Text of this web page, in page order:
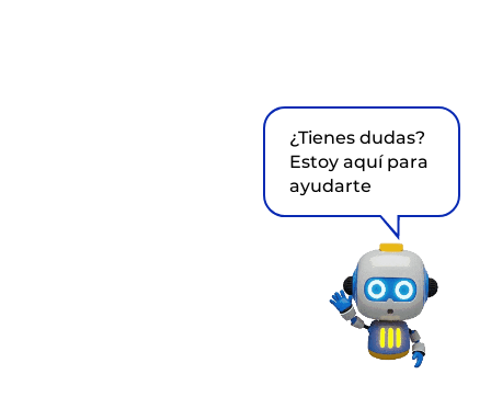
¿Tienes dudas?
Estoy aquí para
ayudarte